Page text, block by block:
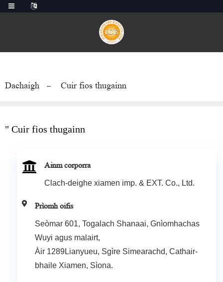
Dachaigh Cuir fios thugainn
" Cuir fios thugainn
Ainm corporra
Clach-deighe xiamen imp. & EXT. Co., Ltd.
Prìomh oifis
Seòmar 601, Togalach Shanaai, Gnìomhachas
Wuyi agus malairt,
Àir 1289Lianyueu, Sgìre Simearachd, Cathair-
bhaile Xiamen, Sìona.